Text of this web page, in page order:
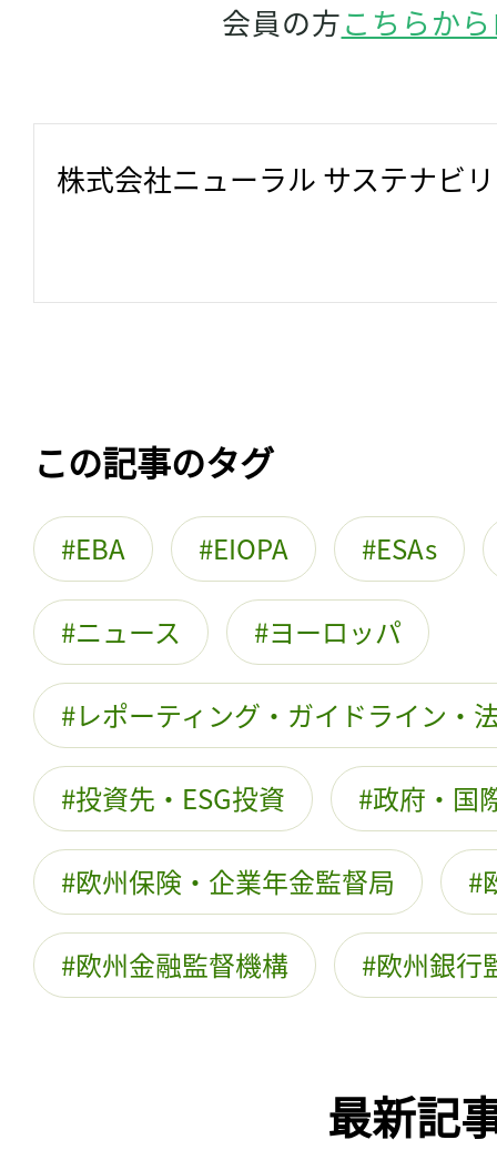
会員の方こちらか
株式会社ニューラル サステナビ
この記事のタグ
EBA EIOPA ESAs
ニュース ヨーロッパ
レポーティング・ガイドライン・
投資先・ESG投資 政府・国
欧州保険・企業年金監督局
欧州金融監督機構 欧州銀行
最新記